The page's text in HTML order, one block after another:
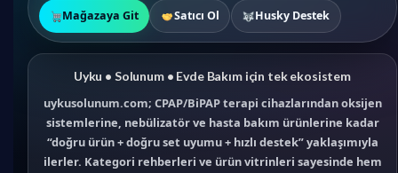
Mağazaya Git
Satıcı Ol Husky Destek
Uyku • Solunum • Evde Bakım için tek ekosistem
uykusolunum.com; CPAP/BiPAP terapi cihazlarından oksijen
sistemlerine, nebülizatör ve hasta bakım ürünlerine kadar
“doğru ürün + doğru set uyumu + hızlı destek” yaklaşımıyla
ilerler. Kategori rehberleri ve ürün vitrinleri sayesinde hem